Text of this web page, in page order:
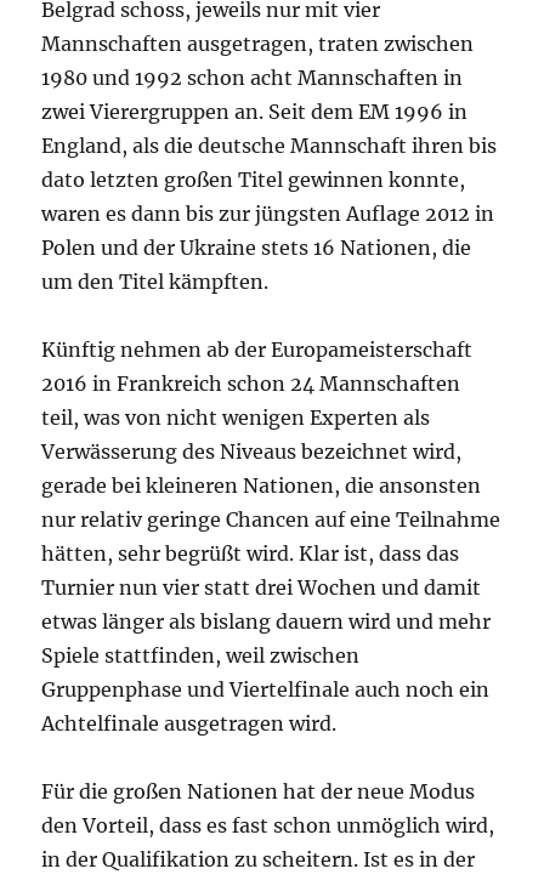
Belgrad schoss, jeweils nur mit vier
Mannschaften ausgetragen, traten zwischen
1980 und 1992 schon acht Mannschaften in
zwei Vierergruppen an. Seit dem EM 1996 in
England, als die deutsche Mannschaft ihren bis
dato letzten großen Titel gewinnen konnte,
waren es dann bis zur jüngsten Auflage 2012 in
Polen und der Ukraine stets 16 Nationen, die
um den Titel kämpften.
Künftig nehmen ab der Europameisterschaft
2016 in Frankreich schon 24 Mannschaften
teil, was von nicht wenigen Experten als
Verwässerung des Niveaus bezeichnet wird,
gerade bei kleineren Nationen, die ansonsten
nur relativ geringe Chancen auf eine Teilnahme
hätten, sehr begrüßt wird. Klar ist, dass das
Turnier nun vier statt drei Wochen und damit
etwas länger als bislang dauern wird und mehr
Spiele stattfinden, weil zwischen
Gruppenphase und Viertelfinale auch noch ein
Achtelfinale ausgetragen wird.
Für die großen Nationen hat der neue Modus
den Vorteil, dass es fast schon unmöglich wird,
in der Qualifikation zu scheitern. Ist es in der